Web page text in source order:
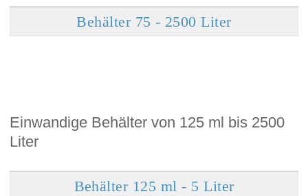
Behälter 75 - 2500 Liter
Einwandige Behälter von 125 ml bis 2500
Liter
Behälter 125 ml - 5 Liter